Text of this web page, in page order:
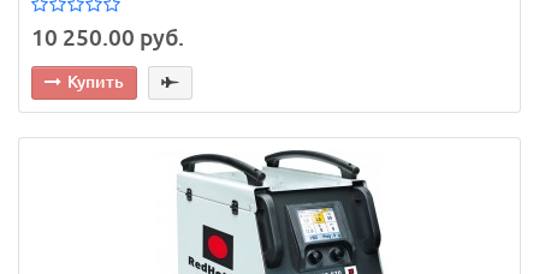
10 250.00 руб.
Купить